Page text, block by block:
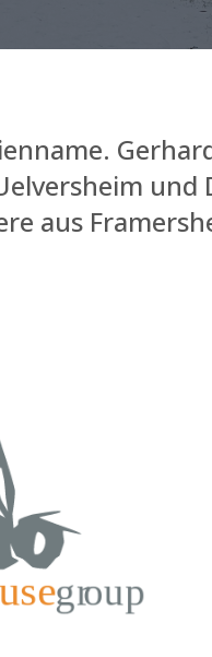
und
aus